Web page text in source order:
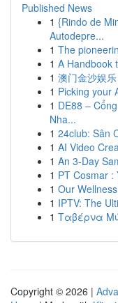
Published News
1 {Rindo de
Autodepre...
1 The
1 A Handbook
1 澳门金沙娱
1 Picking your
1 DE88 –
Nha...
1 24club: Sân
1 AI Video
1 An 3-Day
1 PT Cosmar :
1 Our
1 IPTV: The
1 Ταβέρνα
Copyright © 2026 |